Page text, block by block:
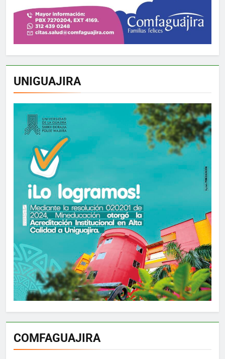
UNIGUAJIRA
COMFAGUAJIRA